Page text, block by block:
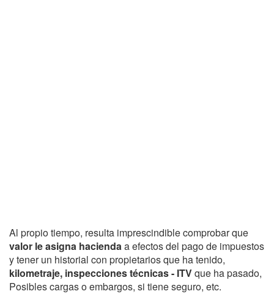
Al propio tiempo, resulta imprescindible comprobar que
valor le asigna haciendaa efectos del pago de impuestos
y tener un historial con propietarios que ha tenido,
kilometraje, inspecciones técnicas - ITVque ha pasado,
Posibles cargas o embargos, si tiene seguro, etc.